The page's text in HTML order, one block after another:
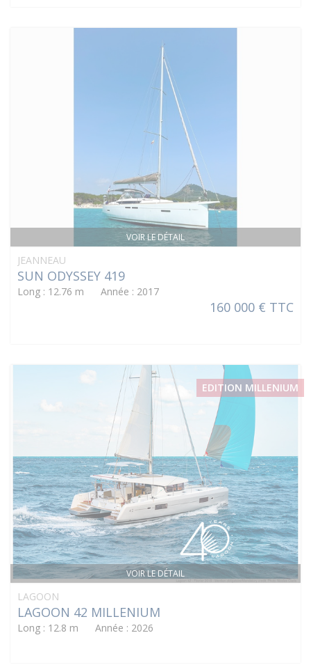
VOIR LE DÉTAIL
JEANNEAU
SUN ODYSSEY 419
Long : 12.76 m Année : 2017
160 000 € TTC
VOIR LE DÉTAIL
EDITION MILLENIUM
LAGOON
LAGOON 42 MILLENIUM
Long : 12.8 m Année : 2026